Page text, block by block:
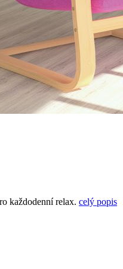
každodenní relax. celý popis